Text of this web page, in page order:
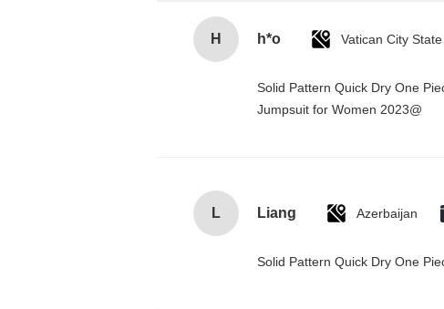
H h*o
Solid Pattern Quick Dry One
Jumpsuit for Women 2023@
L Liang Azerbaijan
Solid Pattern Quick Dry One